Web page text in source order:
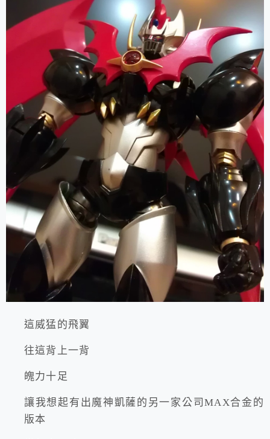
這威猛的飛翼
往這背上一背
魄力十足
讓我想起有出魔神凱薩的另一家公司MAX合金的
版本